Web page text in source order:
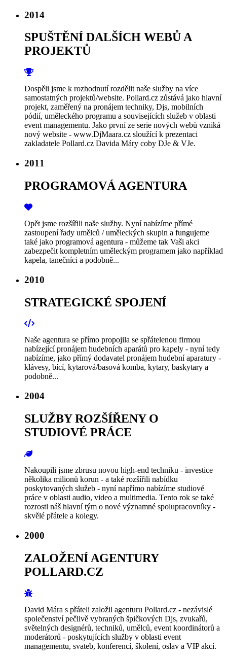
2014
SPUŠTĚNÍ DALŠÍCH WEBŮ A
PROJEKTŮ
Dospěli jsme k rozhodnutí rozdělit naše služby na více
samostatných projektů/website. Pollard.cz zůstává jako hlavní
projekt, zaměřený na pronájem techniky, Djs, mobilních
pódií, uměleckého programu a souvisejících služeb v oblasti
event managementu. Jako první ze serie nových webů vzniká
nový website - www.DjMaara.cz sloužící k prezentaci
zakladatele Pollard.cz Davida Máry coby DJe & VJe.
2011
PROGRAMOVÁ AGENTURA
Opět jsme rozšířili naše služby. Nyní nabízíme přímé
zastoupení řady umělců / uměleckých skupin a fungujeme
také jako programová agentura - můžeme tak Vaši akci
zabezpečit kompletním uměleckým programem jako například
kapela, tanečníci a podobně...
2010
STRATEGICKÉ SPOJENÍ
Naše agentura se přímo propojila se spřátelenou firmou
nabízející pronájem hudebních aparátů pro kapely - nyní tedy
nabízíme, jako přímý dodavatel pronájem hudební aparatury -
klávesy, bící, kytarová/basová komba, kytary, baskytary a
podobně...
2004
SLUŽBY ROZŠÍŘENY O
STUDIOVÉ PRÁCE
Nakoupili jsme zbrusu novou high-end techniku - investice
několika milionů korun - a také rozšířili nabídku
poskytovaných služeb - nyní napřímo nabízíme studiové
práce v oblasti audio, video a multimedia. Tento rok se také
rozrostl náš hlavní tým o nové významné spolupracovníky -
skvělé přátele a kolegy.
2000
ZALOŽENÍ AGENTURY
POLLARD.CZ
David Mára s přáteli založil agenturu Pollard.cz - nezávislé
společenství pečlivě vybraných špičkových Djs, zvukařů,
světelných designérů, techniků, umělců, event koordinátorů a
moderátorů - poskytujících služby v oblasti event
managementu, svateb, konferencí, školení, oslav a VIP akcí.